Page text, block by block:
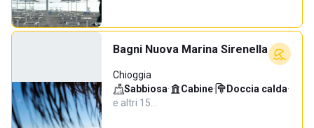
Bagni Nuova Marina Sirenella
Chioggia
Sabbiosa· Cabine· Doccia calda·
e altri 15…